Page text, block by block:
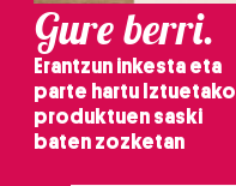
Gure berri.
Erantzun inkesta eta
parte hartu Iztuetako
produktuen saski
baten zozketan